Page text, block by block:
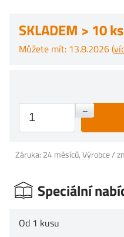
SKLADEM > 10 ks
Můžete mít: 13.8.2026 (
+
–
Záruka: 24 měsíců, Výrobce /
Speciální
Od 1 kusu